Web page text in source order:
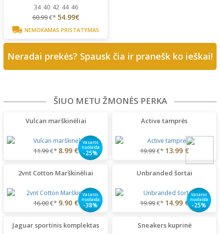
34 40 42 44 46
60.99€* 54.99€
NEMOKAMAS PRISTATYMAS
Neradai prekės? Spausk čia ir pranešk ko ieškai!
ŠIUO METU ŽMONĖS PERKA
Vulcan marškinėliai
Vasaros
nuolaida
-25%
11.99€* 8.99 €
Active tamprės
19.99€* 13.99 €
2vnt Cotton Marškinėliai
Vasaros
nuolaida
-38%
16.00€* 9.90 €
Unbranded šortai
Vasaros
nuolaida
-25%
19.99€* 14.99 €
Jaguar sportinis komplektas Sneakers kuprinė